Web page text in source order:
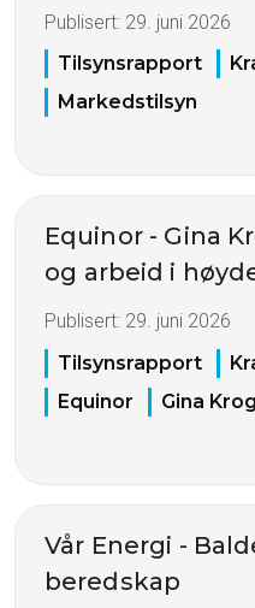
Publisert: 29. juni 2026
Tilsynsrapport
Markedstilsyn
Equinor - Gina
og arbeid i
Publisert: 29. juni 2026
Tilsynsrapport
Equinor
Gina Krog
Vår Energi -
beredskap